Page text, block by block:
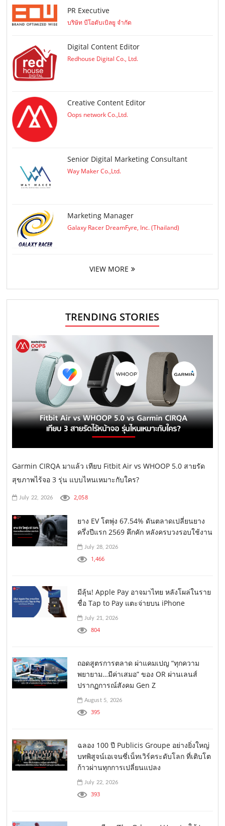
PR Executive
บริษัท บีโอดับเบิลยู จำกัด
Digital Content Editor
Redhouse Digital Co., Ltd.
Creative Content Editor
Oops network Co.,Ltd.
Senior Digital Marketing Consultant
Way Maker Co.,Ltd.
Marketing Manager
Galaxy Racer DreamFyre, Inc. (Thailand)
VIEW MORE
TRENDING STORIES
Garmin CIRQA มาแล้ว เทียบ Fitbit Air vs WHOOP 5.0 สายรัด
สุขภาพไร้จอ 3 รุ่น แบบไหนเหมาะกับใคร?
July 22, 2026 2,058
ยาง EV โตพุ่ง 67.54% ดันตลาดเปลี่ยนยาง
ครึ่งปีแรก 2569 คึกคัก หลังครบวงรอบใช้งาน
July 28, 2026
1,466
มีลุ้น! Apple Pay อาจมาไทย หลังโผล่ในราย
ชื่อ Tap to Pay แตะจ่ายบน iPhone
July 21, 2026
804
ถอดสูตรการตลาด ผ่าแคมเปญ “ทุกความ
พยายาม…มีค่าเสมอ” ของ OR ผ่านเลนส์
ปรากฏการณ์สังคม Gen Z
August 5, 2026
395
ฉลอง 100 ปี Publicis Groupe อย่างยิ่งใหญ่
บทพิสูจน์เอเจนซี่เน็ทเวิร์คระดับโลก ที่เติบโต
ก้าวผ่านทุกการเปลี่ยนแปลง
July 22, 2026
393